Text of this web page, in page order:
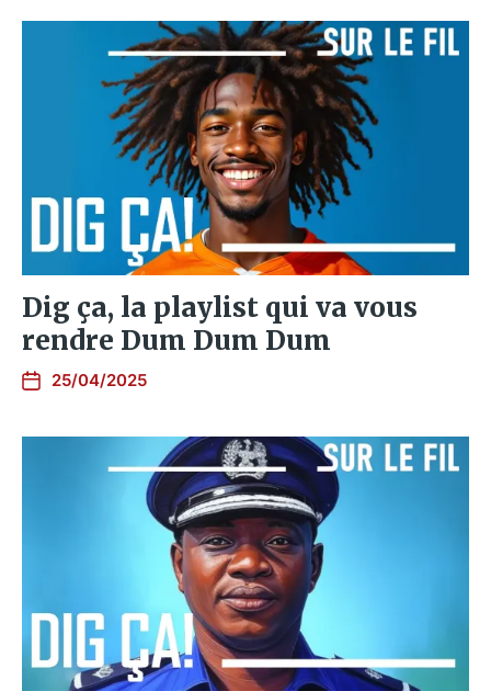
Dig ça, la playlist qui va vous
rendre Dum Dum Dum
25/04/2025